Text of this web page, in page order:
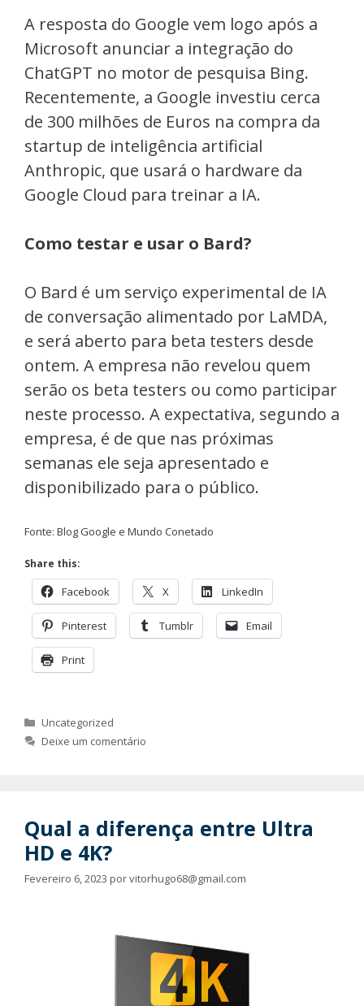
A resposta do Google vem logo após a
Microsoft anunciar a integração do
ChatGPT no motor de pesquisa Bing.
Recentemente, a Google investiu cerca
de 300 milhões de Euros na compra da
startup de inteligência artificial
Anthropic, que usará o hardware da
Google Cloud para treinar a IA.
Como testar e usar o Bard?
O Bard é um serviço experimental de IA
de conversação alimentado por LaMDA,
e será aberto para beta testers desde
ontem. A empresa não revelou quem
serão os beta testers ou como participar
neste processo. A expectativa, segundo a
empresa, é de que nas próximas
semanas ele seja apresentado e
disponibilizado para o público.
Fonte: Blog Google e Mundo Conetado
Share this:
Facebook X LinkedIn
Pinterest Tumblr Email
Print
Categorias
Uncategorized
Deixe um comentário
Qual a diferença entre Ultra
HD e 4K?
Fevereiro 6, 2023 porvitorhugo68@gmail.com